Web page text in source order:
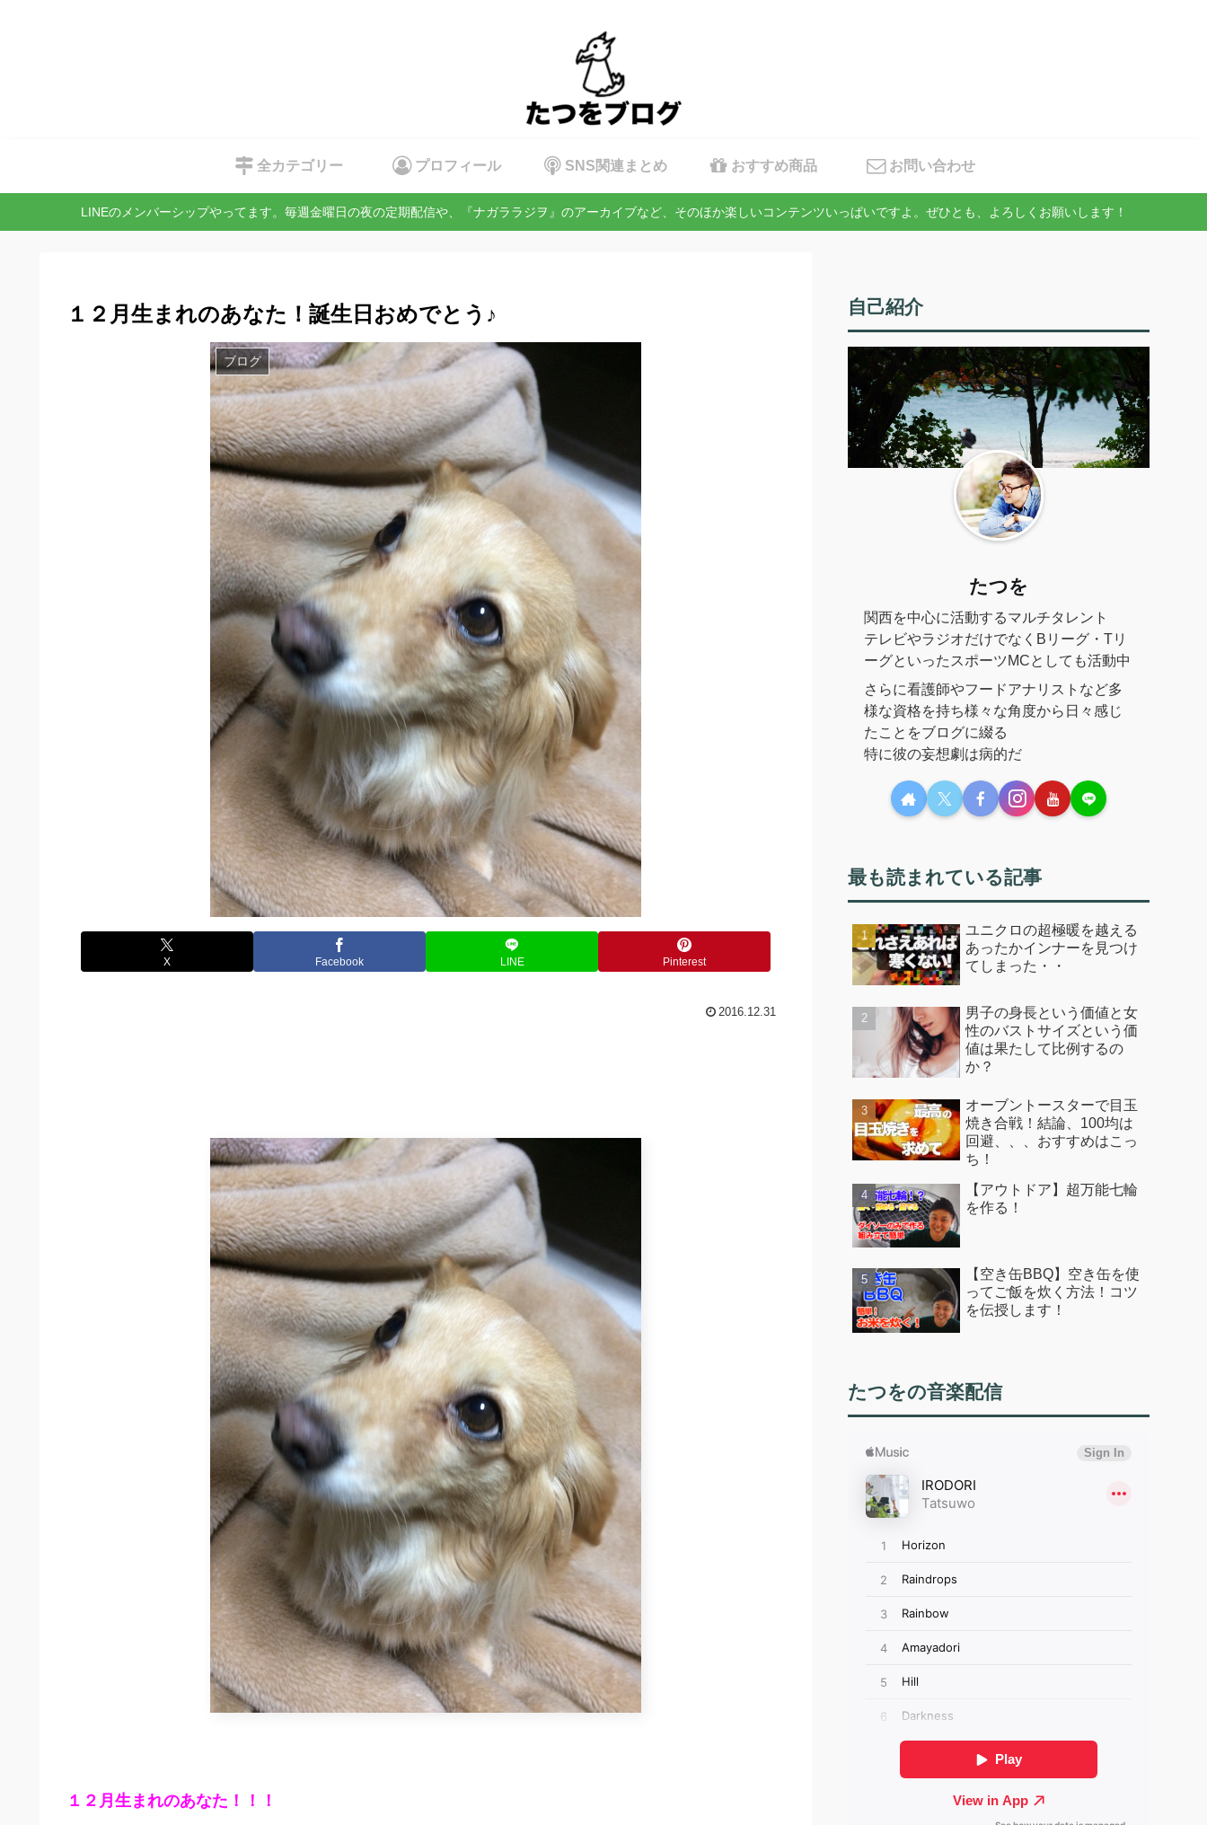
全カテゴリー プロフィール SNS関連まとめ おすすめ商品 お問い合わせ
LINEのメンバーシップやってます。毎週金曜日の夜の定期配信や、『ナガララジヲ』のアーカイブなど、そのほか楽しいコンテンツいっぱいですよ。ぜひとも、よろしくお願いします！
１２月生まれのあなた！誕生日おめでとう♪
ブログ
X Facebook LINE Pinterest
2016.12.31
１２月生まれのあなた！！！
自己紹介
たつを
関西を中心に活動するマルチタレント
テレビやラジオだけでなくBリーグ・Tリ
ーグといったスポーツMCとしても活動中
さらに看護師やフードアナリストなど多
様な資格を持ち様々な角度から日々感じ
たことをブログに綴る
特に彼の妄想劇は病的だ
最も読まれている記事
ユニクロの超極暖を越える
あったかインナーを見つけ
てしまった・・
男子の身長という価値と女
性のバストサイズという価
値は果たして比例するの
か？
オーブントースターで目玉
焼き合戦！結論、100均は
回避、、、おすすめはこっ
ち！
【アウトドア】超万能七輪
を作る！
【空き缶BBQ】空き缶を使
ってご飯を炊く方法！コツ
を伝授します！
たつをの音楽配信